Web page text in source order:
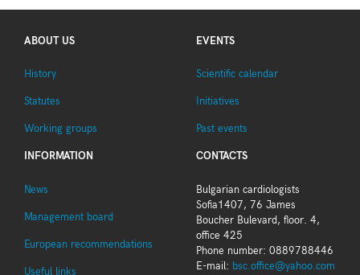
ABOUT US
History
Statutes
Working groups
EVENTS
Scientific calendar
Initiatives
Past events
INFORMATION
News
Management board
European recommendations
Useful links
CONTACTS
Bulgarian cardiologists
Sofia1407, 76 James
Boucher Bulevard, floor. 4,
office 425
Phone number: 0889788446
E-mail: bsc.office@yahoo.com